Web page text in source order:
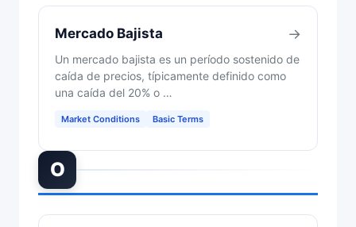
Mercado Bajista
Un mercado bajista es un período sostenido de
caída de precios, típicamente definido como
una caída del 20% o …
Market Conditions Basic Terms
→
O